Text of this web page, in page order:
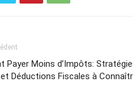
Payer Moins d’Impôts:
Déductions Fiscales à